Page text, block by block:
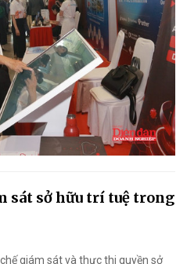
sát sở hữu trí tuệ trong
giám sát và thực thi quyền sở